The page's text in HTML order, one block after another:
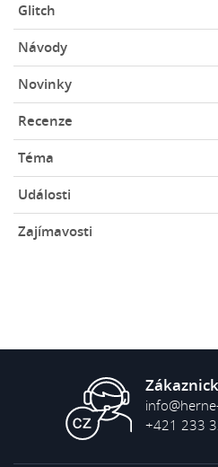
Glitch
Návody
Novinky
Recenze
Téma
Události
Zajímavosti
+421 233